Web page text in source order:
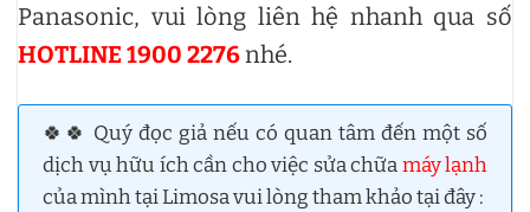
Panasonic, vui lòng liên hệ nhanh qua số
HOTLINE 1900 2276nhé.
🍀🍀 Quý đọc giả nếu có quan tâm đến một số
dịch vụ hữu ích cần cho việc sửa chữamáy lạnh
của mình tại Limosa vui lòng tham khảo tại đây :